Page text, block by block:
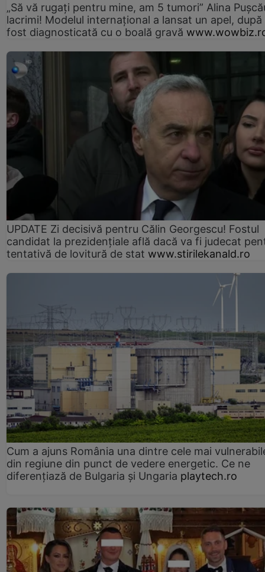
„Să vă rugați pentru mine, am 5 tumori” Alina
lacrimi! Modelul internațional a lansat un apel, după
fost diagnosticată cu o boală gravă
UPDATE Zi decisivă pentru Călin Georgescu! Fostul
candidat la prezidențiale află dacă va fi judecat
tentativă de lovitură de stat www.stirilekanald.ro
Cum a ajuns România una dintre cele mai
din regiune din punct de vedere energetic. Ce ne
diferențiază de Bulgaria și Ungaria playtech.ro